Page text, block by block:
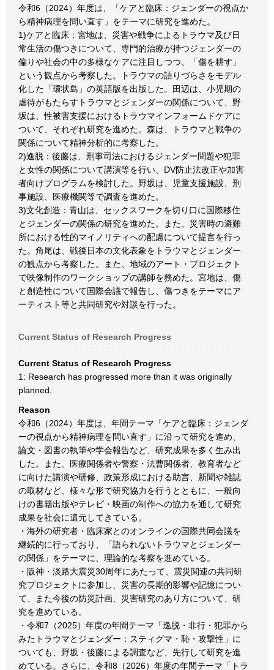
令和6（2024）年度は、「ケアと臨床：ジェンダーの視点か
ら精神病理を問い直す」をテーマに研究を進めた。
1)ケアと臨床：宮地は、災害や戦争によるトラウマ及び日
常生活の傷つきについて、専門的治療が持つジェンダーの
偏りや社会の中の多様なケアに注目しつつ、「傷を耕す」
という観点から考察した。トラウマの語りづらさをモデル
化した「環状島」の英語版を出版した。田辺は、小児期の
虐待がもたらすトラウマとジェンダーの関係について、野
坂は、性被害支援におけるトラウマインフォームドケアに
ついて、それぞれ研究を進めた。森は、トラウマと戦争の
関係について精神分析的に考察した。
2)逸脱：後藤は、刑事司法におけるジェンダー問題や犯罪
と女性の関係について講演等を行い、DV防止法改正や加害
者向けプログラムを検討した。野坂は、児童支援施設、刑
事施設、医療機関等で調査を進めた。
3)文化創造：青山は、セックスワークを切り口に国際移住
とジェンダーの関係の研究を進めた。また、災害時の避難
所における性的マイノリティへの配慮について提言を行っ
た。角尾は、戦後日本の文化表象をトラウマとジェンダー
の観点から考察した。また、地域のアート・プロジェクト
で映像制作のワークショップの講師を務めた。宮地は、傷
と創造性について国際会議で報告し、傷つきをテーマにア
ーティスト等と共同研究や対談を行った。
Current Status of Research Progress
Current Status of Research Progress
1: Research has progressed more than it was originally
planned.
Reason
令和6（2024）年度は、年間テーマ「ケアと臨床：ジェンダ
ーの視点から精神病理を問い直す」に沿って研究を進め、
論文・図書の執筆や学会報告など、研究成果を多く生み出
した。また、医療関係者や警察・法曹関係者、教育者など
に向けた講演や研修、政策形成における助言、新聞や雑誌
の取材など、様々な形で研究協力を行うとともに、一般向
けの書籍出版やテレビ・映画の制作への協力を通して研究
成果を社会に還元してきている。
・海外の研究者・臨床家とのオンラインの国際共同会議を
継続的に行っており、「語られないトラウマとジェンダー
の関係」をテーマに、理論的な考察を進めている。
・阪神・淡路大震災30周年にあたって、震災関連の共同研
究プロジェクトに参加し、災害の長期的影響や記憶につい
て、また今後の防災計画、災害研究のあり方について、研
究を進めている。
・令和7（2025）年度の年間テーマ「逸脱・非行・犯罪から
みたトラウマとジェンダー：スティグマ・恥・攻撃性」に
ついても、野坂・後藤による調査など、先行して研究を進
めている。さらに、令和8（2026）年度の年間テーマ「トラ